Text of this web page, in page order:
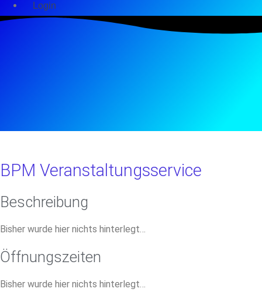
Login
BPM Veranstaltungsservice
Beschreibung
Bisher wurde hier nichts hinterlegt…
Öffnungszeiten
Bisher wurde hier nichts hinterlegt…